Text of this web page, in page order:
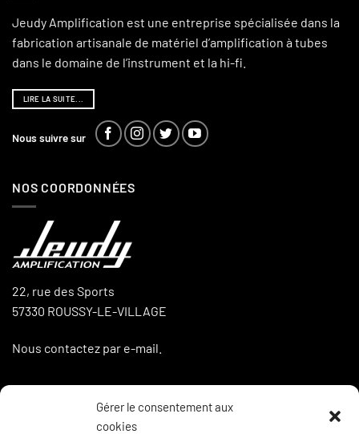
Gérer le consentement aux
cookies
Jeudy Amplification est une entreprise spécialisée dans la
fabrication artisanale de matériel d’amplification à tubes
dans le domaine de l’instrument et la hi-fi.
LIRE LA SUITE...
Nous suivre sur
NOS COORDONNÉES
22, rue des Sports
57330 ROUSSY-LE-VILLAGE
Nous contactez par e-mail.